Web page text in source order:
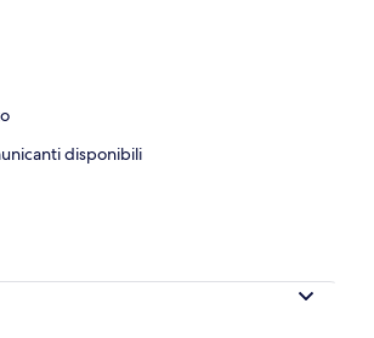
disponibili